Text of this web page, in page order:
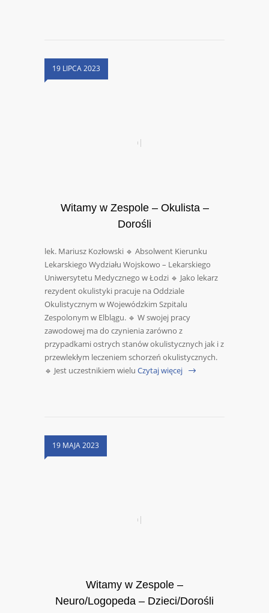
19 LIPCA 2023
Witamy w Zespole – Okulista –
Dorośli
lek. Mariusz Kozłowski 🔹 Absolwent Kierunku
Lekarskiego Wydziału Wojskowo – Lekarskiego
Uniwersytetu Medycznego w Łodzi 🔹 Jako lekarz
rezydent okulistyki pracuje na Oddziale
Okulistycznym w Wojewódzkim Szpitalu
Zespolonym w Elblągu. 🔹 W swojej pracy
zawodowej ma do czynienia zarówno z
przypadkami ostrych stanów okulistycznych jak i z
przewlekłym leczeniem schorzeń okulistycznych.
🔹 Jest uczestnikiem wielu Czytaj więcej
19 MAJA 2023
Witamy w Zespole –
Neuro/Logopeda – Dzieci/Dorośli